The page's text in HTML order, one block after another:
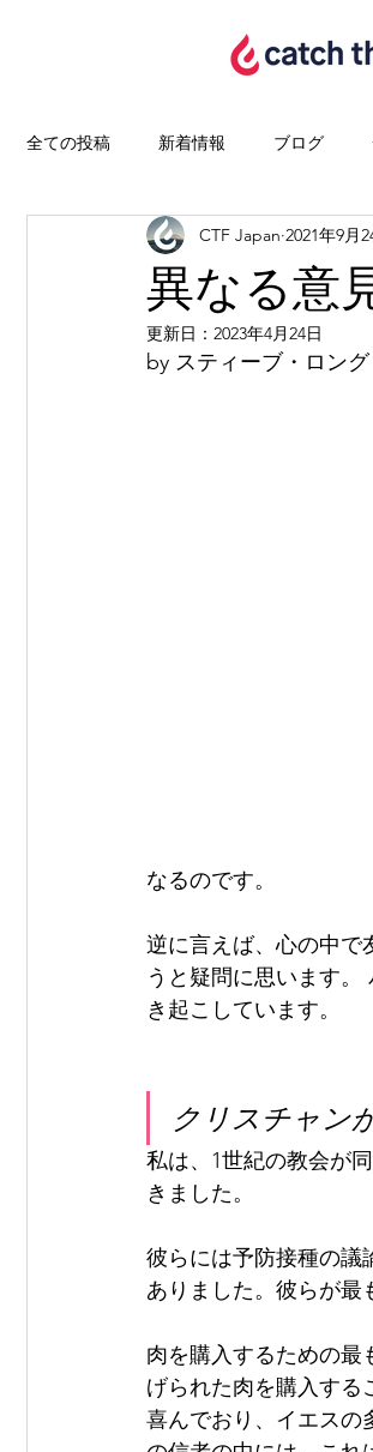
全ての投稿 新着情報 ブログ
異なる意
CTF Japan 2021年9月
更新日： 2023年4月24日
by スティーブ・ロング
なるのです。
逆に言えば、心の中で
うと疑問に思います。
き起こしています。
クリスチャン
私は、1世紀の教会が
きました。
彼らには予防接種の議
ありました。彼らが最
肉を購入するための最
げられた肉を購入する
喜んでおり、イエスの